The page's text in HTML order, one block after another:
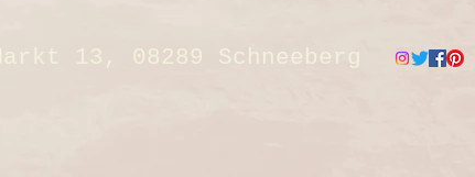
Markt 13, 08289 Schneeberg